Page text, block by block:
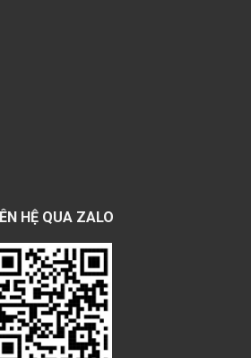
HỆ QUA ZALO